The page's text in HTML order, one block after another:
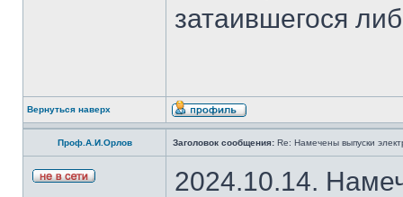
затаившегося
Вернуться наверх
Проф.А.И.Орлов Заголовок сообщения: Re: Намечены выпуски
2024.10.14.